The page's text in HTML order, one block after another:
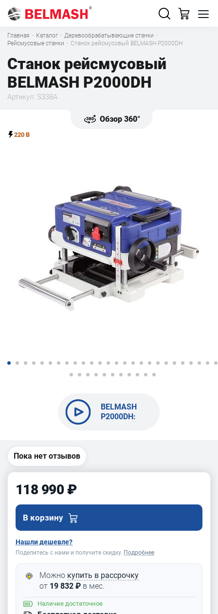
Главная · Каталог · Деревообрабатывающие станки ·
Рейсмусовые станки · Станок рейсмусовый BELMASH P2000DH
Станок рейсмусовый
BELMASH P2000DH
Артикул: S338A
Обзор 360°
220 В
BELMASH
P2000DH:
Пока нет отзывов
118 990 ₽
В корзину
Нашли дешевле?
Поделитесь с нами и получите скидку. Подробнее
Можно купить в рассрочку
от 19 832 ₽ в мес.
Наличие достаточное